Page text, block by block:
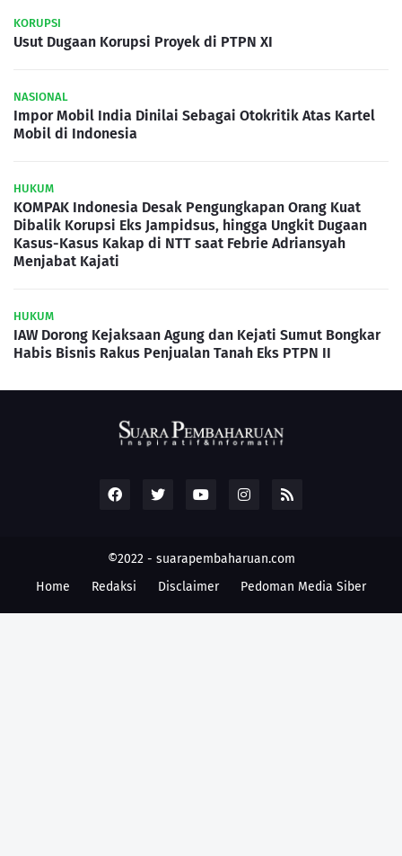
KORUPSI
Usut Dugaan Korupsi Proyek di PTPN XI
NASIONAL
Impor Mobil India Dinilai Sebagai Otokritik Atas Kartel
Mobil di Indonesia
HUKUM
KOMPAK Indonesia Desak Pengungkapan Orang Kuat
Dibalik Korupsi Eks Jampidsus, hingga Ungkit Dugaan
Kasus-Kasus Kakap di NTT saat Febrie Adriansyah
Menjabat Kajati
HUKUM
IAW Dorong Kejaksaan Agung dan Kejati Sumut Bongkar
Habis Bisnis Rakus Penjualan Tanah Eks PTPN II
©2022 - suarapembaharuan.com
Home
Redaksi Disclaimer Pedoman Media Siber